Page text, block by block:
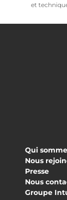
et
Qui
Nous
Presse
Nous
Groupe